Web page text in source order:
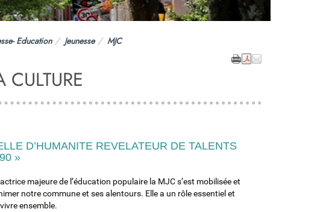
Education Jeunesse MJC
D’HUMANITE REVELATEUR DE TALENTS
»
majeure de l’éducation populaire la MJC s’est mobilisée et
notre commune et ses alentours. Elle a un rôle essentiel et
ensemble.